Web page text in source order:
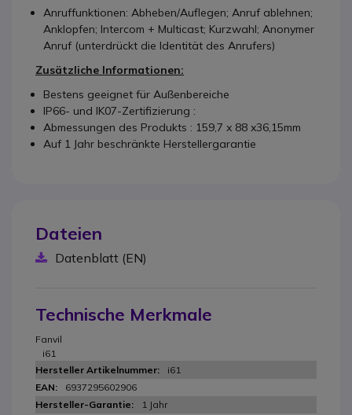
Anruffunktionen: Abheben/Auflegen; Anruf ablehnen;
Anklopfen; Intercom + Multicast; Kurzwahl; Anonymer
Anruf (unterdrückt die Identität des Anrufers)
Zusätzliche Informationen:
Bestens geeignet für Außenbereiche
IP66- und IK07-Zertifizierung :
Abmessungen des Produkts : 159,7 x 88 x36,15mm
Auf 1 Jahr beschränkte Herstellergarantie
Dateien
Datenblatt (EN)
Technische Merkmale
Fanvil
i61
i61
6937295602906
1 Jahr